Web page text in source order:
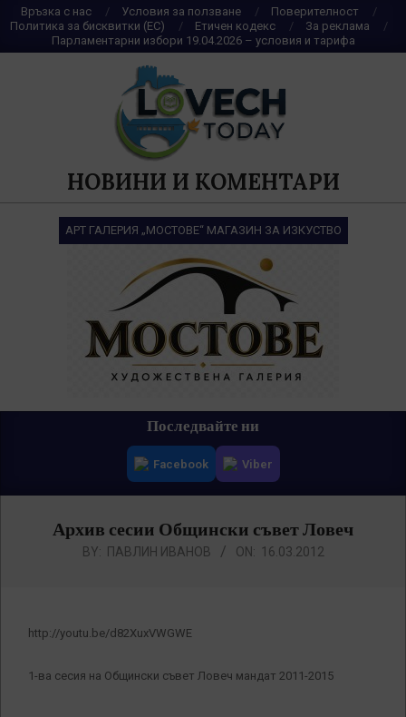
Skip
to
content
Връзка с нас Условия за ползване
Поверителност
Политика за бисквитки (ЕС)
Етичен кодекс
За реклама
Парламентарни избори 19.04.2026 – условия и тарифа
НОВИНИ И КОМЕНТАРИ
АРТ ГАЛЕРИЯ „МОСТОВЕ“ МАГАЗИН ЗА ИЗКУСТВО
Последвайте ни
Facebook Viber
Архив сесии Общински съвет Ловеч
BY: ПАВЛИН ИВАНОВ ON: 16.03.2012
http://youtu.be/d82XuxVWGWE
1-ва сесия на Общински съвет Ловеч мандат 2011-2015